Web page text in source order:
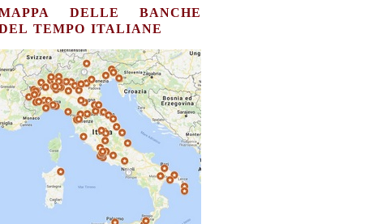
DELLE BANCHE
TEMPO ITALIANE